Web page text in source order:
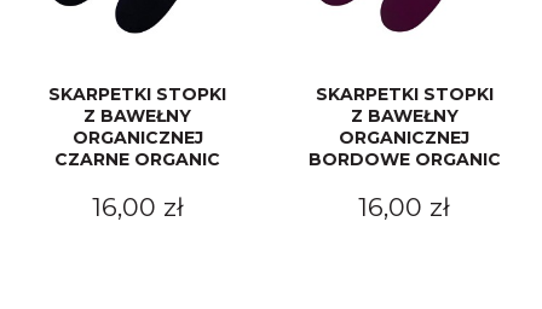
SKARPETKI STOPKI
Z BAWEŁNY
ORGANICZNEJ
CZARNE ORGANIC
16,00 zł
SKARPETKI STOPKI
Z BAWEŁNY
ORGANICZNEJ
BORDOWE ORGANIC
16,00 zł